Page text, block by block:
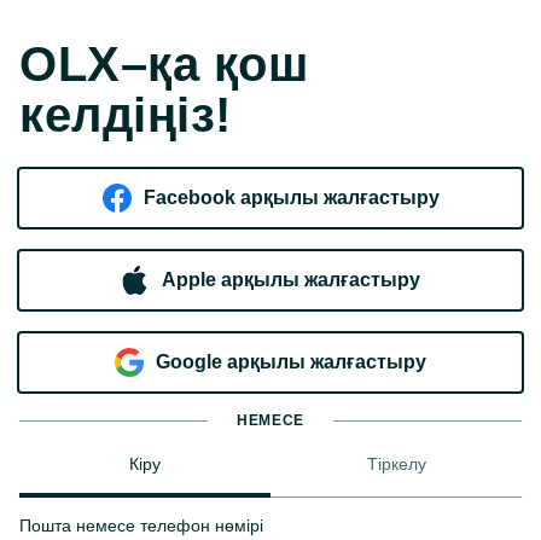
OLX–қа қош
келдіңіз!
Facebook арқылы жалғастыру
Apple арқылы жалғастыру
Google арқылы жалғастыру
НЕМЕСЕ
Кіру Тіркелу
Пошта немесе телефон нөмірі